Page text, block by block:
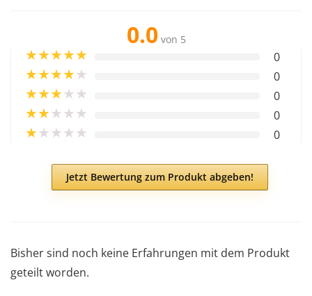
0.0 von 5
★★★★★ 0
★★★★★ 0
★★★★★ 0
★★★★★ 0
★★★★★ 0
Jetzt Bewertung zum Produkt abgeben!
Bisher sind noch keine Erfahrungen mit dem Produkt
geteilt worden.